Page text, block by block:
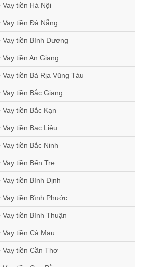
Vay tiền Hà Nội
Vay tiền Đà Nẵng
Vay tiền Bình Dương
Vay tiền An Giang
Vay tiền Bà Rịa Vũng Tàu
Vay tiền Bắc Giang
Vay tiền Bắc Kạn
Vay tiền Bạc Liêu
Vay tiền Bắc Ninh
Vay tiền Bến Tre
Vay tiền Bình Định
Vay tiền Bình Phước
Vay tiền Bình Thuận
Vay tiền Cà Mau
Vay tiền Cần Thơ